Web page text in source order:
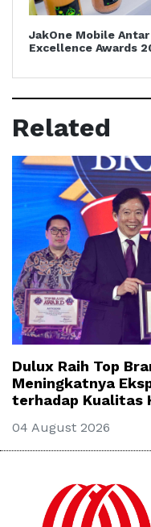
JakOne Mobile
Excellence Awards
Related
Dulux Raih Top
Meningkatnya
terhadap Kualitas
04 August 2026